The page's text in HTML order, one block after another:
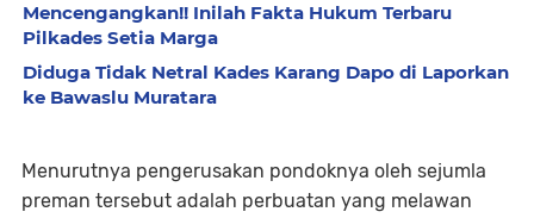
Mencengangkan!! Inilah Fakta Hukum Terbaru
Pilkades Setia Marga
Diduga Tidak Netral Kades Karang Dapo di Laporkan
ke Bawaslu Muratara
Menurutnya pengerusakan pondoknya oleh sejumla
preman tersebut adalah perbuatan yang melawan